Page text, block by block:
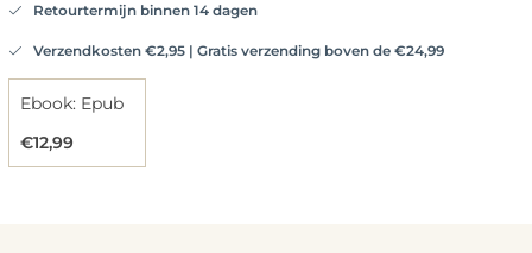
Retourtermijn binnen 14 dagen
Verzendkosten €2,95 | Gratis verzending boven de €24,99
Ebook: Epub
€12,99